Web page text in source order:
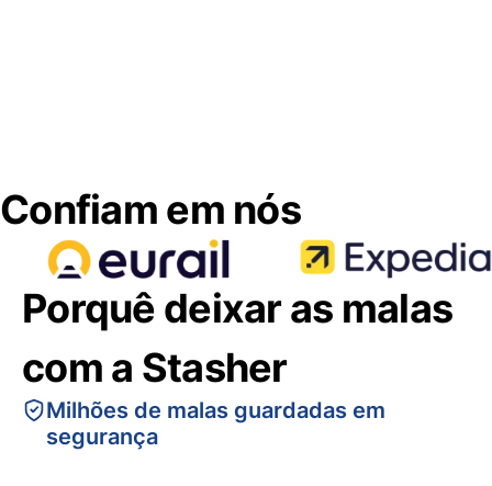
Confiam em nós
Porquê deixar as malas
com a Stasher
Milhões de malas guardadas em
segurança